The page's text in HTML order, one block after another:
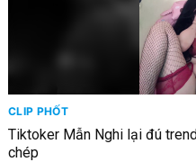
CLIP PHỐT
Tiktoker Mẫn Nghi lại đú
chép